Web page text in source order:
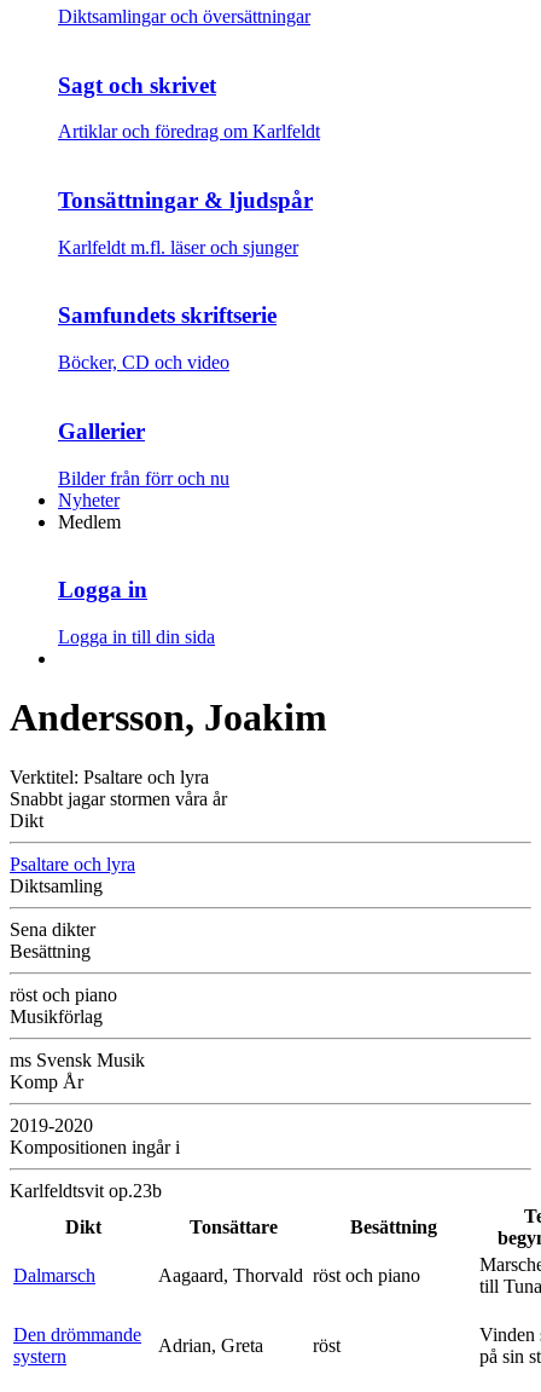
Diktsamlingar och översättningar
Sagt och skrivet
Artiklar och föredrag om Karlfeldt
Tonsättningar & ljudspår
Karlfeldt m.fl. läser och sjunger
Samfundets skriftserie
Böcker, CD och video
Gallerier
Bilder från förr och nu
Nyheter
Medlem
Logga in
Logga in till din sida
Andersson, Joakim
Verktitel: Psaltare och lyra
Snabbt jagar stormen våra år
Dikt
Psaltare och lyra
Diktsamling
Sena dikter
Besättning
röst och piano
Musikförlag
ms Svensk Musik
Komp År
2019-2020
Kompositionen ingår i
Karlfeldtsvit op.23b
Dikt
Tonsättare Besättning
Dalmarsch
Aagaard, Thorvald röst och piano
till Tuna
Den drömmande
systern
Adrian, Greta röst
Vinden
på sin